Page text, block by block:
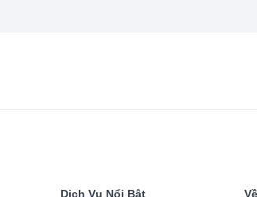
Dịch Vụ Nổi Bật